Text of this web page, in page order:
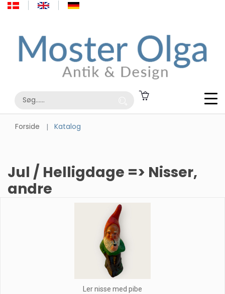
Forside Katalog
Jul / Helligdage => Nisser,
andre
Ler nisse med pibe